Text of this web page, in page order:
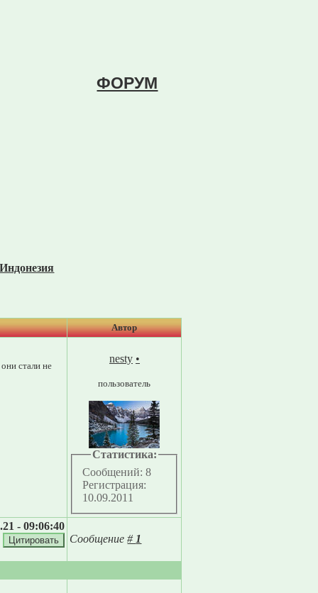
ФОРУМ
Автор
стали не
nesty •
пользователь
Статистика:
Сообщений: 8
Регистрация:
10.09.2011
- 09:06:40
Сообщение# 1